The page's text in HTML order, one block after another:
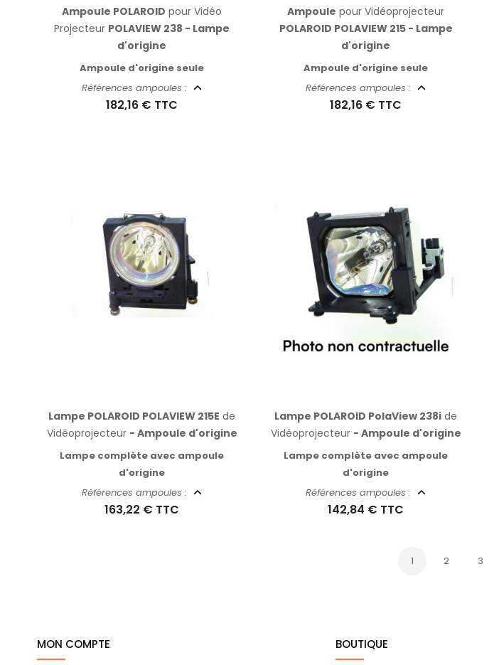
Ampoule POLAROID pour Vidéo
Projecteur POLAVIEW 238 - Lampe
d'origine
Ampoule d'origine seule
Références ampoules :
182,16 € TTC
Ampoule pour Vidéoprojecteur
POLAROID POLAVIEW 215 - Lampe
d'origine
Ampoule d'origine seule
Références ampoules :
182,16 € TTC
Lampe POLAROID POLAVIEW 215E de
Vidéoprojecteur - Ampoule d'origine
Lampe complète avec ampoule
d'origine
Références ampoules :
163,22 € TTC
Lampe POLAROID PolaView 238i de
Vidéoprojecteur - Ampoule d'origine
Lampe complète avec ampoule
d'origine
Références ampoules :
142,84 € TTC
1 2 3
MON COMPTE BOUTIQUE